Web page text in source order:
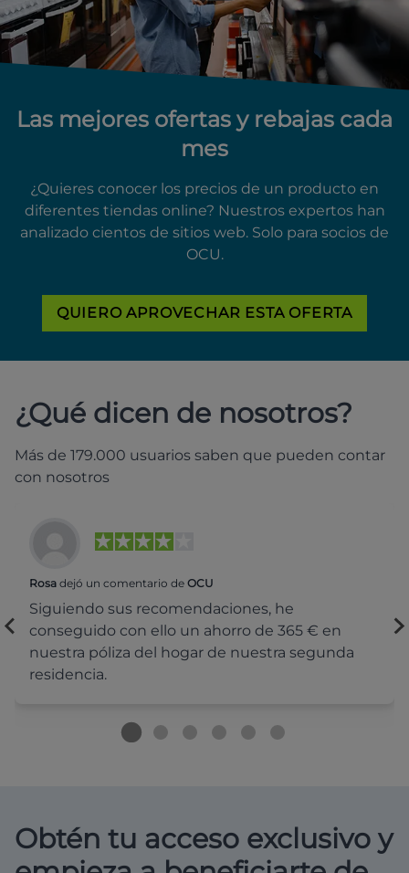
Las mejores ofertas y rebajas cada
mes
¿Quieres conocer los precios de un producto en
diferentes tiendas online? Nuestros expertos han
analizado cientos de sitios web. Solo para socios de
OCU.
QUIERO APROVECHAR ESTA OFERTA
¿Qué dicen de nosotros?
Más de 179.000 usuarios saben que pueden contar
con nosotros
Rosa dejó un comentario de OCU
Siguiendo sus recomendaciones, he
conseguido con ello un ahorro de 365 € en
nuestra póliza del hogar de nuestra segunda
residencia.
Obtén tu acceso exclusivo y